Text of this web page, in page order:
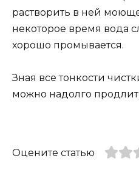
растворить в ней
некоторое время вода
хорошо промывается.
Зная все тонкости
можно надолго
Оцените статью